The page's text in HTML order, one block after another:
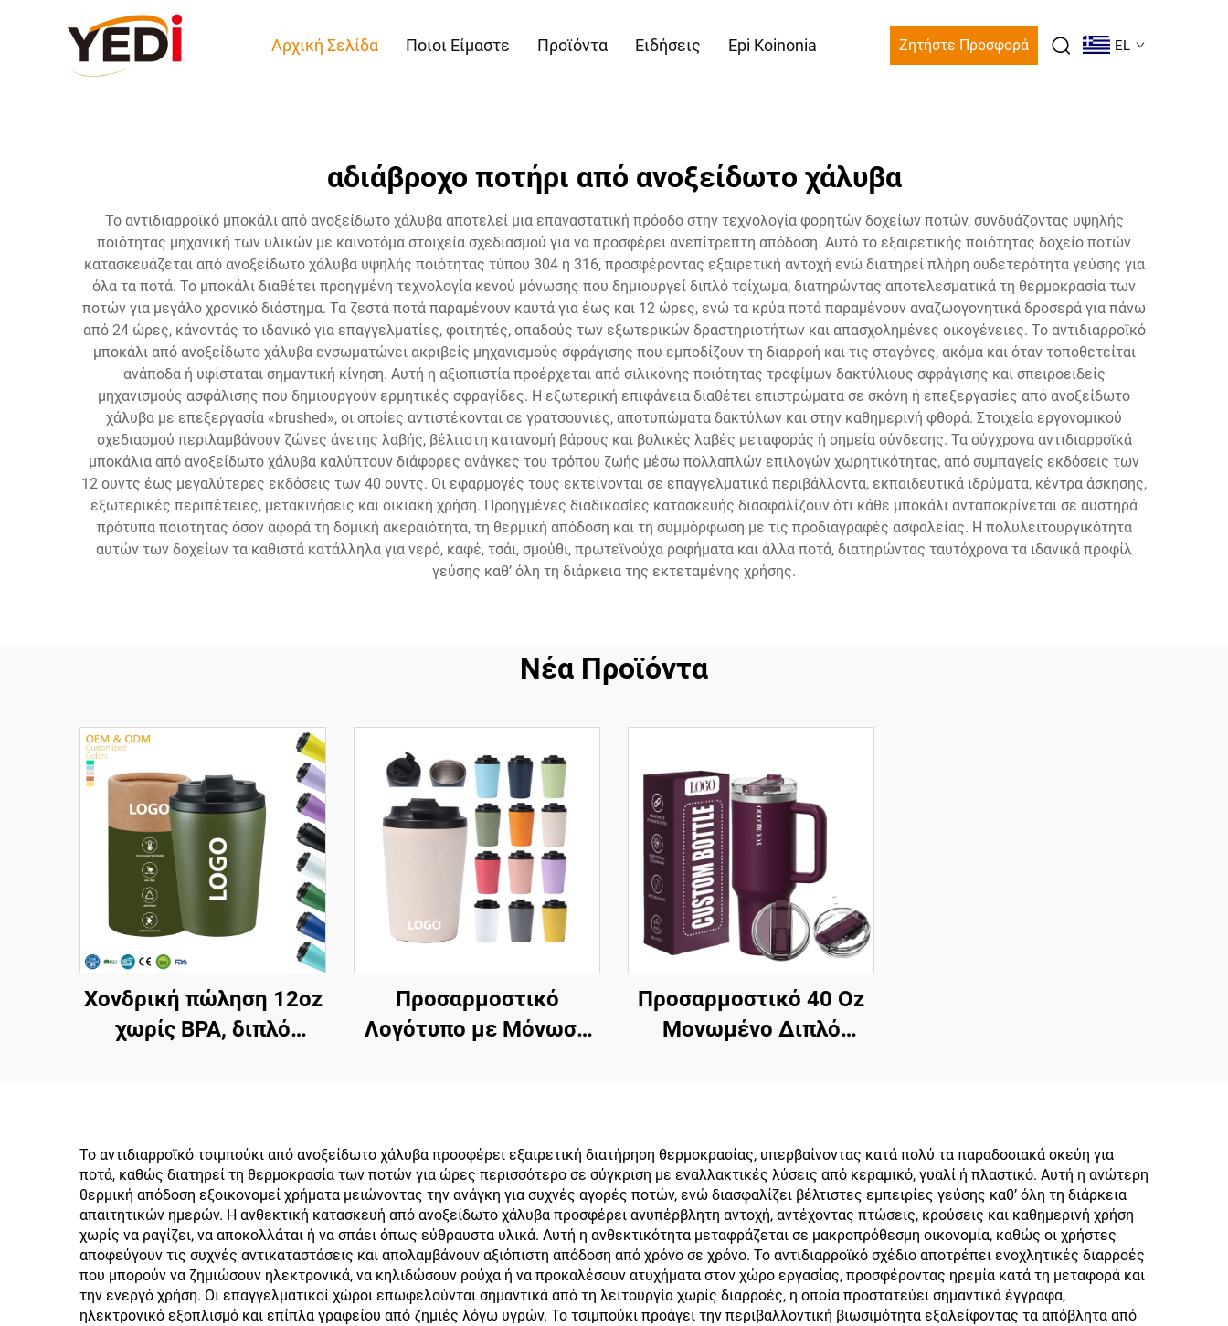
Αρχική Σελίδα Ποιοι Είμαστε Προϊόντα Ειδήσεις Epi Koinonia Ζητήστε Προσφορά EL
αδιάβροχο ποτήρι από ανοξείδωτο χάλυβα
Το αντιδιαρροϊκό μποκάλι από ανοξείδωτο χάλυβα αποτελεί μια επαναστατική πρόοδο στην τεχνολογία φορητών δοχείων ποτών, συνδυάζοντας υψηλής
ποιότητας μηχανική των υλικών με καινοτόμα στοιχεία σχεδιασμού για να προσφέρει ανεπίτρεπτη απόδοση. Αυτό το εξαιρετικής ποιότητας δοχείο ποτών
κατασκευάζεται από ανοξείδωτο χάλυβα υψηλής ποιότητας τύπου 304 ή 316, προσφέροντας εξαιρετική αντοχή ενώ διατηρεί πλήρη ουδετερότητα γεύσης για
όλα τα ποτά. Το μποκάλι διαθέτει προηγμένη τεχνολογία κενού μόνωσης που δημιουργεί διπλό τοίχωμα, διατηρώντας αποτελεσματικά τη θερμοκρασία των
ποτών για μεγάλο χρονικό διάστημα. Τα ζεστά ποτά παραμένουν καυτά για έως και 12 ώρες, ενώ τα κρύα ποτά παραμένουν αναζωογονητικά δροσερά για πάνω
από 24 ώρες, κάνοντάς το ιδανικό για επαγγελματίες, φοιτητές, οπαδούς των εξωτερικών δραστηριοτήτων και απασχολημένες οικογένειες. Το αντιδιαρροϊκό
μποκάλι από ανοξείδωτο χάλυβα ενσωματώνει ακριβείς μηχανισμούς σφράγισης που εμποδίζουν τη διαρροή και τις σταγόνες, ακόμα και όταν τοποθετείται
ανάποδα ή υφίσταται σημαντική κίνηση. Αυτή η αξιοπιστία προέρχεται από σιλικόνης ποιότητας τροφίμων δακτύλιους σφράγισης και σπειροειδείς
μηχανισμούς ασφάλισης που δημιουργούν ερμητικές σφραγίδες. Η εξωτερική επιφάνεια διαθέτει επιστρώματα σε σκόνη ή επεξεργασίες από ανοξείδωτο
χάλυβα με επεξεργασία «brushed», οι οποίες αντιστέκονται σε γρατσουνιές, αποτυπώματα δακτύλων και στην καθημερινή φθορά. Στοιχεία εργονομικού
σχεδιασμού περιλαμβάνουν ζώνες άνετης λαβής, βέλτιστη κατανομή βάρους και βολικές λαβές μεταφοράς ή σημεία σύνδεσης. Τα σύγχρονα αντιδιαρροϊκά
μποκάλια από ανοξείδωτο χάλυβα καλύπτουν διάφορες ανάγκες του τρόπου ζωής μέσω πολλαπλών επιλογών χωρητικότητας, από συμπαγείς εκδόσεις των
12 ουντς έως μεγαλύτερες εκδόσεις των 40 ουντς. Οι εφαρμογές τους εκτείνονται σε επαγγελματικά περιβάλλοντα, εκπαιδευτικά ιδρύματα, κέντρα άσκησης,
εξωτερικές περιπέτειες, μετακινήσεις και οικιακή χρήση. Προηγμένες διαδικασίες κατασκευής διασφαλίζουν ότι κάθε μποκάλι ανταποκρίνεται σε αυστηρά
πρότυπα ποιότητας όσον αφορά τη δομική ακεραιότητα, τη θερμική απόδοση και τη συμμόρφωση με τις προδιαγραφές ασφαλείας. Η πολυλειτουργικότητα
αυτών των δοχείων τα καθιστά κατάλληλα για νερό, καφέ, τσάι, σμούθι, πρωτεϊνούχα ροφήματα και άλλα ποτά, διατηρώντας ταυτόχρονα τα ιδανικά προφίλ
γεύσης καθ’ όλη τη διάρκεια της εκτεταμένης χρήσης.
Νέα Προϊόντα
Χονδρική πώληση 12oz
χωρίς BPA, διπλό
χάλυβα, Tumbler με
κενό με
προσαρμοσμένο
λογότυπο
Προσαρμοστικό
Λογότυπο με Μόνωση
Καφέ, Φορητά Δίτοιχα
Κενού Μαγκιούρια για
Καφέ με Αδιάρρηκτο
Καπάκι
Προσαρμοστικό 40 Oz
Μονωμένο Διπλό
Λαβή Ταξιδιωτικό
Κύπελο Καφέ για
Γραφείο Δωρο Σετ
Το αντιδιαρροϊκό τσιμπούκι από ανοξείδωτο χάλυβα προσφέρει εξαιρετική διατήρηση θερμοκρασίας, υπερβαίνοντας κατά πολύ τα παραδοσιακά σκεύη για
ποτά, καθώς διατηρεί τη θερμοκρασία των ποτών για ώρες περισσότερο σε σύγκριση με εναλλακτικές λύσεις από κεραμικό, γυαλί ή πλαστικό. Αυτή η ανώτερη
θερμική απόδοση εξοικονομεί χρήματα μειώνοντας την ανάγκη για συχνές αγορές ποτών, ενώ διασφαλίζει βέλτιστες εμπειρίες γεύσης καθ’ όλη τη διάρκεια
απαιτητικών ημερών. Η ανθεκτική κατασκευή από ανοξείδωτο χάλυβα προσφέρει ανυπέρβλητη αντοχή, αντέχοντας πτώσεις, κρούσεις και καθημερινή χρήση
χωρίς να ραγίζει, να αποκολλάται ή να σπάει όπως εύθραυστα υλικά. Αυτή η ανθεκτικότητα μεταφράζεται σε μακροπρόθεσμη οικονομία, καθώς οι χρήστες
αποφεύγουν τις συχνές αντικαταστάσεις και απολαμβάνουν αξιόπιστη απόδοση από χρόνο σε χρόνο. Το αντιδιαρροϊκό σχέδιο αποτρέπει ενοχλητικές διαρροές
που μπορούν να ζημιώσουν ηλεκτρονικά, να κηλιδώσουν ρούχα ή να προκαλέσουν ατυχήματα στον χώρο εργασίας, προσφέροντας ηρεμία κατά τη μεταφορά και
την ενεργό χρήση. Οι επαγγελματικοί χώροι επωφελούνται σημαντικά από τη λειτουργία χωρίς διαρροές, η οποία προστατεύει σημαντικά έγγραφα,
ηλεκτρονικό εξοπλισμό και επίπλα γραφείου από ζημιές λόγω υγρών. Το τσιμπούκι προάγει την περιβαλλοντική βιωσιμότητα εξαλείφοντας τα απόβλητα από